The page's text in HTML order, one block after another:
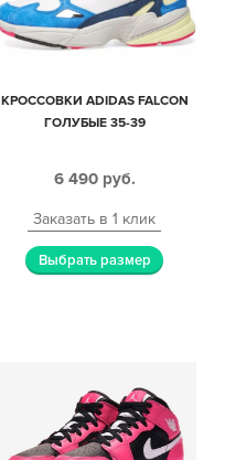
КРОССОВКИ ADIDAS FALCON
ГОЛУБЫЕ 35-39
6 490 руб.
Заказать в 1 клик
Выбрать размер